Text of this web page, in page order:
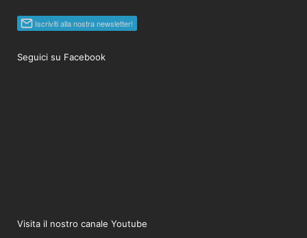
Seguici su Facebook
Visita il nostro canale Youtube